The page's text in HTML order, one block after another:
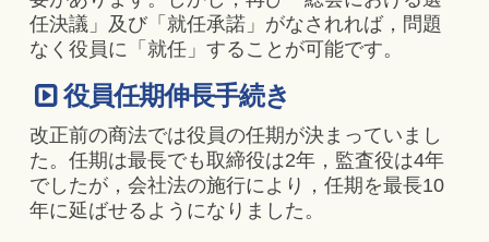
任決議」及び「就任承諾」がなされれば，問題
なく役員に「就任」することが可能です。
役員任期伸長手続き
改正前の商法では役員の任期が決まっていまし
た。任期は最長でも取締役は2年，監査役は4年
でしたが，会社法の施行により，任期を最長10
年に延ばせるようになりました。